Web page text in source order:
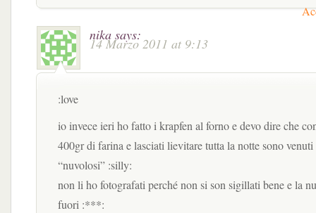
nika says:
14 Marzo 2011 at 9:13
:love
io invece ieri ho fatto i krapfen al forno e devo dire che
400gr di farina e lasciati lievitare tutta la notte sono venuti
“nuvolosi” :silly:
non li ho fotografati perché non si son sigillati bene e la
fuori :***: